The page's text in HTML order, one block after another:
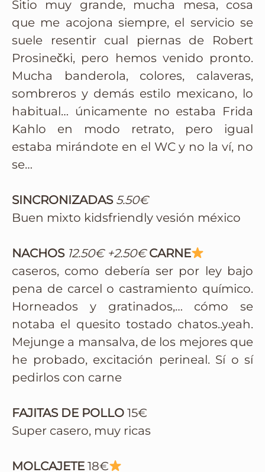
Sitio muy grande, mucha mesa, cosa
que me acojona siempre, el servicio se
suele resentir cual piernas de Robert
Prosinečki, pero hemos venido pronto.
Mucha banderola, colores, calaveras,
sombreros y demás estilo mexicano, lo
habitual… únicamente no estaba Frida
Kahlo en modo retrato, pero igual
estaba mirándote en el WC y no la ví, no
se…
SINCRONIZADAS 5.50€
Buen mixto kidsfriendly vesión méxico
NACHOS 12.50€ +2.50€ CARNE
caseros, como debería ser por ley bajo
pena de carcel o castramiento químico.
Horneados y gratinados,… cómo se
notaba el quesito tostado chatos..yeah.
Mejunge a mansalva, de los mejores que
he probado, excitación perineal. Sí o sí
pedirlos con carne
FAJITAS DE POLLO 15€
Super casero, muy ricas
MOLCAJETE 18€